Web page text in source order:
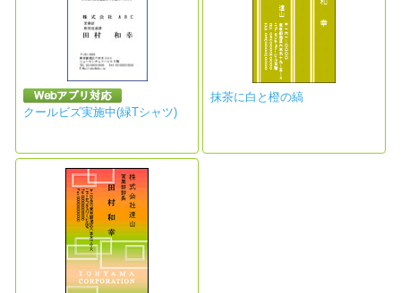
クールビズ実施中(緑Tシャツ)
抹茶に白と橙の縞